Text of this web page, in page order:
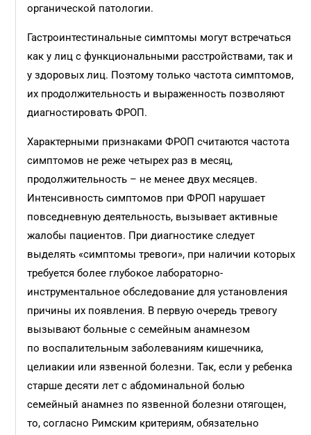
органической патологии.
Гастроинтестинальные симптомы могут встречаться
как у лиц с функциональными расстройствами, так и
у здоровых лиц. Поэтому только частота симптомов,
их продолжительность и выраженность позволяют
диагностировать ФРОП.
Характерными признаками ФРОП считаются частота
симптомов не реже четырех раз в месяц,
продолжительность – не менее двух месяцев.
Интенсивность симптомов при ФРОП нарушает
повседневную деятельность, вызывает активные
жалобы пациентов. При диагностике следует
выделять «симптомы тревоги», при наличии которых
требуется более глубокое лабораторно-
инструментальное обследование для установления
причины их появления. В первую очередь тревогу
вызывают больные с семейным анамнезом
по воспалительным заболеваниям кишечника,
целиакии или язвенной болезни. Так, если у ребенка
старше десяти лет с абдоминальной болью
семейный анамнез по язвенной болезни отягощен,
то, согласно Римским критериям, обязательно